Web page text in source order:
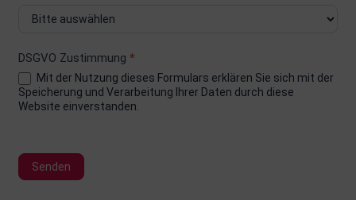
DSGVO Zustimmung*
Speicherung und Verarbeitung Ihrer Daten durch diese
Website einverstanden.
Senden